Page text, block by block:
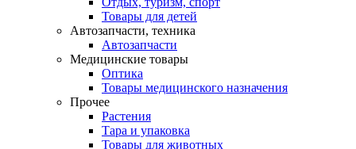
Товары для детей
Автозапчасти, техника
Автозапчасти
Медицинские товары
Оптика
Товары медицинского назначения
Прочее
Растения
Тара и упаковка
Товары для животных